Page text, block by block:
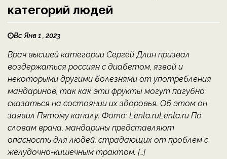
категорий людей
Вс Янв 1 , 2023
Врач высшей категории Сергей Длин призвал
воздержаться россиян с диабетом, язвой и
некоторыми другими болезнями от употребления
мандаринов, так как эти фрукты могут пагубно
сказаться на состоянии их здоровья. Об этом он
заявил Пятому каналу. Фото: Lenta.ruLenta.ru По
словам врача, мандарины представляют
опасность для людей, страдающих от проблем с
желудочно-кишечным трактом. […]